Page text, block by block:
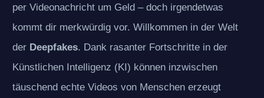
per Videonachricht um Geld – doch irgendetwas
kommt dir merkwürdig vor. Willkommen in der Welt
der Deepfakes. Dank rasanter Fortschritte in der
Künstlichen Intelligenz (KI) können inzwischen
täuschend echte Videos von Menschen erzeugt